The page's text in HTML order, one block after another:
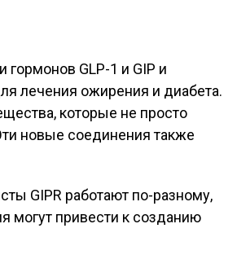
GLP-1 и GIP и
лечения ожирения и диабета.
которые не просто
новые соединения также
GIPR работают по-разному,
могут привести к созданию